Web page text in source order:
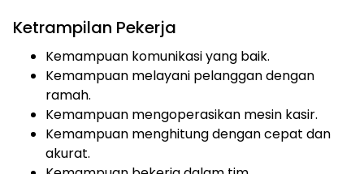
Ketrampilan Pekerja
Kemampuan komunikasi yang baik.
Kemampuan melayani pelanggan dengan
ramah.
Kemampuan mengoperasikan mesin kasir.
Kemampuan menghitung dengan cepat dan
akurat.